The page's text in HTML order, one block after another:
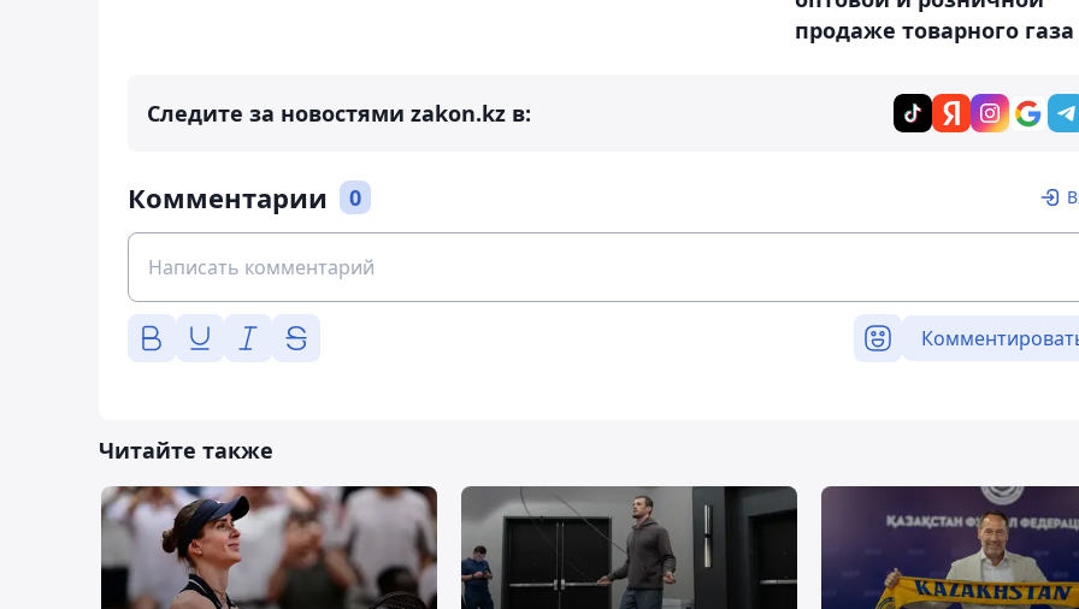
продаже товарного газа
Следите за новостями zakon.kz в:
Комментарии 0
Читайте также